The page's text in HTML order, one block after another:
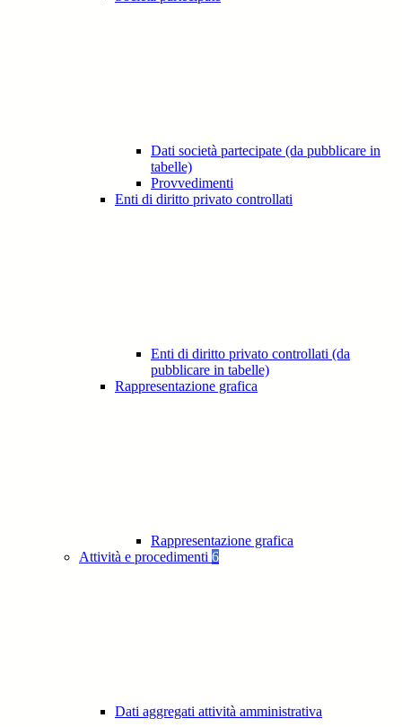
Dati società partecipate (da pubblicare in
tabelle)
Provvedimenti
Enti di diritto privato controllati
Enti di diritto privato controllati (da
pubblicare in tabelle)
Rappresentazione grafica
Rappresentazione grafica
Attività e procedimenti 6
Dati aggregati attività amministrativa